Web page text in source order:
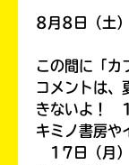
8月8日（土
この間に「カ
コメントは、
きないよ！
キミノ書房や
17日（月）